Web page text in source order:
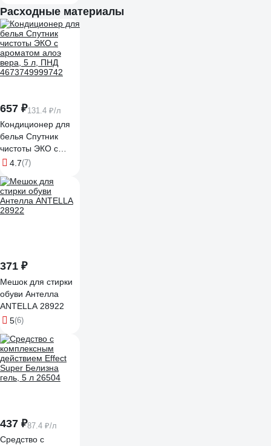
Расходные материалы
657 ₽131.4 ₽/л
Кондиционер для
белья Спутник
чистоты ЭКО с
ароматом алоэ
4673749999742
4.7(7)
371 ₽
Мешок для стирки
обуви Антелла
ANTELLA 28922
5(6)
437 ₽87.4 ₽/л
Средство с